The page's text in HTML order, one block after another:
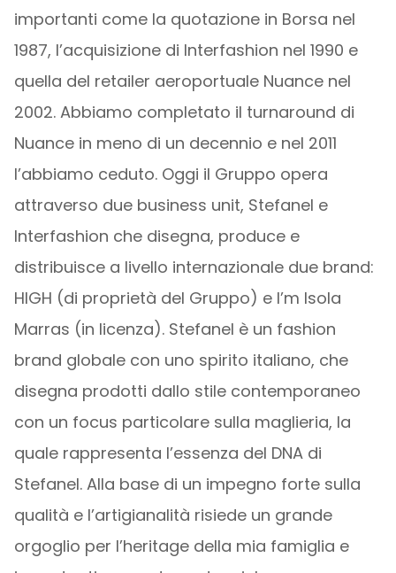
importanti come la quotazione in Borsa nel
1987, l’acquisizione di Interfashion nel 1990 e
quella del retailer aeroportuale Nuance nel
2002. Abbiamo completato il turnaround di
Nuance in meno di un decennio e nel 2011
l’abbiamo ceduto. Oggi il Gruppo opera
attraverso due business unit, Stefanel e
Interfashion che disegna, produce e
distribuisce a livello internazionale due brand:
HIGH (di proprietà del Gruppo) e I’m Isola
Marras (in licenza). Stefanel è un fashion
brand globale con uno spirito italiano, che
disegna prodotti dallo stile contemporaneo
con un focus particolare sulla maglieria, la
quale rappresenta l’essenza del DNA di
Stefanel. Alla base di un impegno forte sulla
qualità e l’artigianalità risiede un grande
orgoglio per l’heritage della mia famiglia e